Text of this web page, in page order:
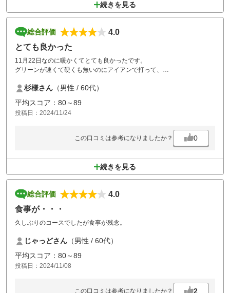
続きを見る
総合評価
4.0
とても良かった
11月22日なのに暖かくてとても良かったです。
グリーンが速くて硬くも無いのにアイアンで打って、
で、結構難しかったです。
でもいいコースでしたがグリーンのディボットが多くて毎回2～3個は直
してました。
もう少しマナーを守ってやって欲しいです。
杉様さん （男性 / 60代）
平均スコア：80～89
投稿日：2024/11/24
この口コミは参考になりましたか？ 0
続きを見る
総合評価
4.0
食事が・・・
久しぶりのコースでしたが食事が残念。
じゃっどさん （男性 / 60代）
平均スコア：80～89
投稿日：2024/11/08
この口コミは参考になりましたか？ 2